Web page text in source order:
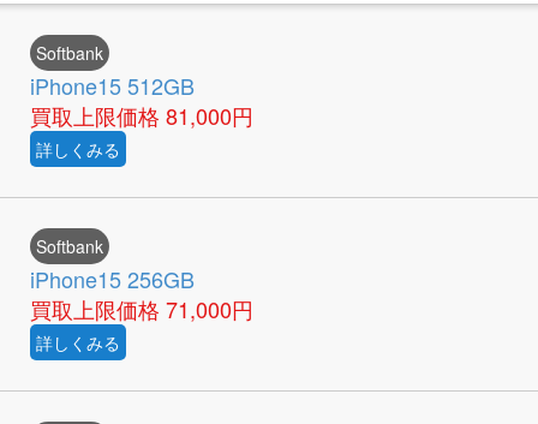
Softbank
iPhone15 512GB
買取上限価格 81,000円
詳しくみる
Softbank
iPhone15 256GB
買取上限価格 71,000円
詳しくみる